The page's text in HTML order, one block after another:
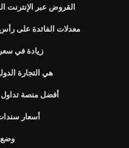
القروض عبر الإنترنت
معدلات الفائدة على
زيادة في
هي التجارة
أفضل منصة تداول
أسعار
وضع